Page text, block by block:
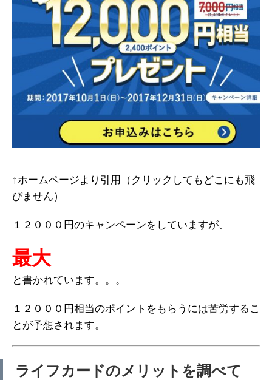
↑ホームページより引用（クリックしてもどこにも飛
びません）
１２０００円のキャンペーンをしていますが、
最大
と書かれています。。。
１２０００円相当のポイントをもらうには苦労するこ
とが予想されます。
ライフカードのメリットを調べて